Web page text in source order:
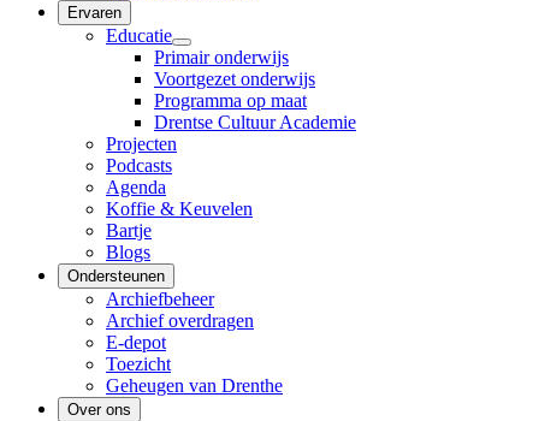
Ervaren
Educatie
Primair onderwijs
Voortgezet onderwijs
Programma op maat
Drentse Cultuur Academie
Projecten
Podcasts
Agenda
Koffie & Keuvelen
Bartje
Blogs
Ondersteunen
Archiefbeheer
Archief overdragen
E-depot
Toezicht
Geheugen van Drenthe
Over ons